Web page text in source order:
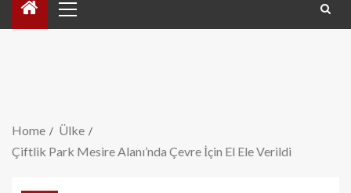
Home
Ülke
Çiftlik Park Mesire Alanı’nda Çevre İçin El Ele Verildi